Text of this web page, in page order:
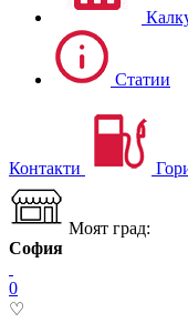
Статии
Контакти
Моят град:
София
0
♡